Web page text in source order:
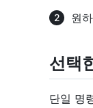
원
선택
단일 명